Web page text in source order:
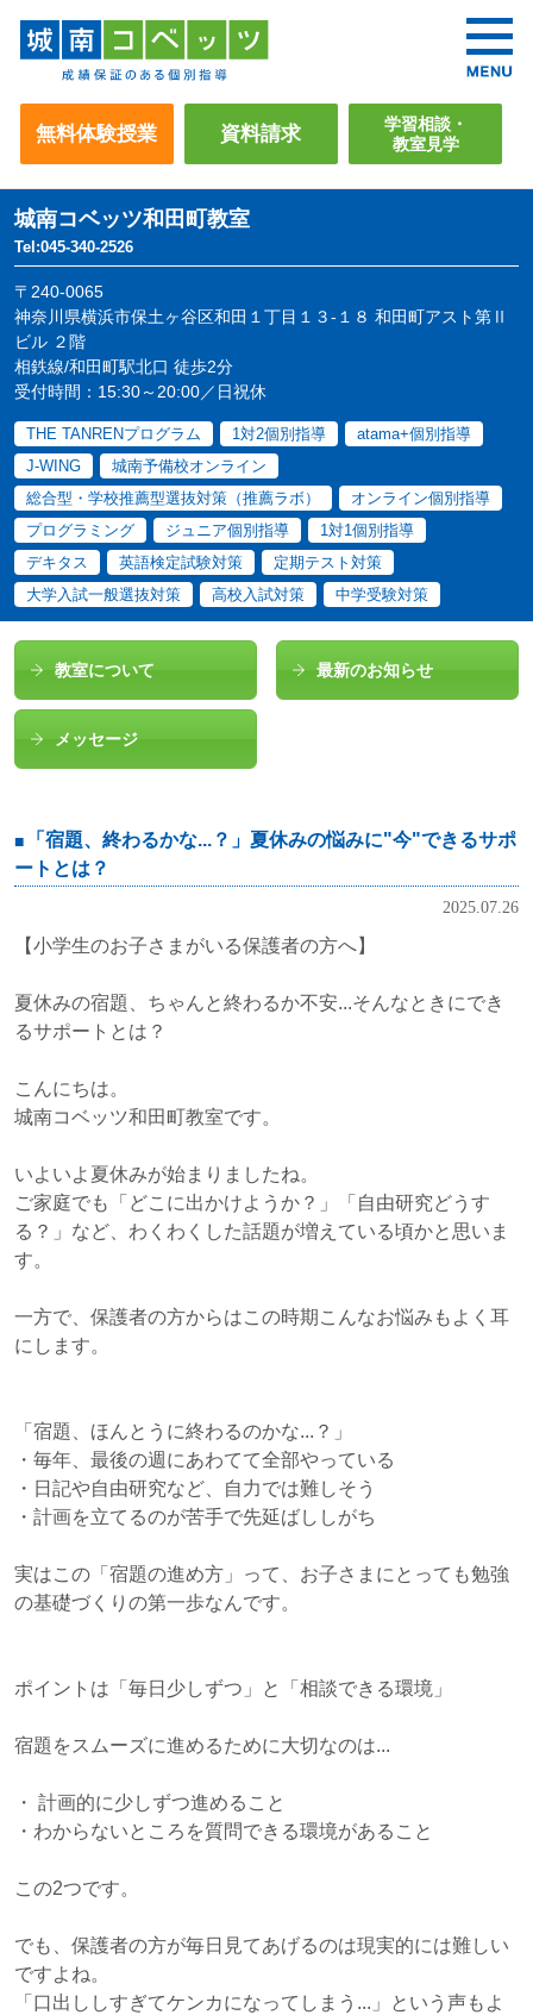
無料体験授業 資料請求
学習相談・
教室見学
城南コベッツ和田町教室
Tel:045-340-2526
〒240-0065
神奈川県横浜市保土ヶ谷区和田１丁目１３-１８ 和田町アスト第Ⅱ
ビル ２階
相鉄線/和田町駅北口 徒歩2分
受付時間：15:30～20:00／日祝休
THE TANRENプログラム 1対2個別指導
atama+個別指導
J-WING
城南予備校オンライン
総合型・学校推薦型選抜対策（推薦ラボ）
オンライン個別指導
プログラミング
ジュニア個別指導
1対1個別指導
デキタス
英語検定試験対策
定期テスト対策
大学入試一般選抜対策
高校入試対策 中学受験対策
教室について 最新のお知らせ
メッセージ
「宿題、終わるかな...？」夏休みの悩みに"今"できるサポ
ートとは？
2025.07.26
【小学生のお子さまがいる保護者の方へ】
夏休みの宿題、ちゃんと終わるか不安...そんなときにでき
るサポートとは？
こんにちは。
城南コベッツ和田町教室です。
いよいよ夏休みが始まりましたね。
ご家庭でも「どこに出かけようか？」「自由研究どうす
る？」など、わくわくした話題が増えている頃かと思いま
す。
一方で、保護者の方からはこの時期こんなお悩みもよく耳
にします。
「宿題、ほんとうに終わるのかな...？」
・毎年、最後の週にあわてて全部やっている
・日記や自由研究など、自力では難しそう
・計画を立てるのが苦手で先延ばししがち
実はこの「宿題の進め方」って、お子さまにとっても勉強
の基礎づくりの第一歩なんです。
ポイントは「毎日少しずつ」と「相談できる環境」
宿題をスムーズに進めるために大切なのは...
・ 計画的に少しずつ進めること
・わからないところを質問できる環境があること
この2つです。
でも、保護者の方が毎日見てあげるのは現実的には難しい
ですよね。
「口出ししすぎてケンカになってしまう...」という声もよ